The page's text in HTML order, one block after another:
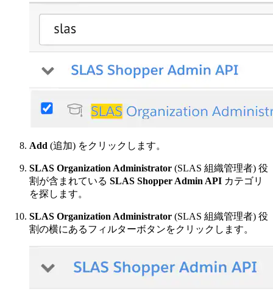
Add (追加) をクリックします。
SLAS Organization Administrator (SLAS 組織管理者) 役
割が含まれている SLAS Shopper Admin API カテゴリ
を探します。
SLAS Organization Administrator (SLAS 組織管理者) 役
割の横にあるフィルターボタンをクリックします。